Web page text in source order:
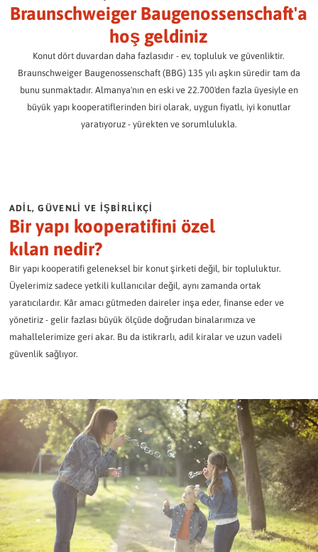
BBG Kıdemli Konutları.
Günlük yaşamda bireyselleştirilmiş destek.
Konaklama yerimiz
SSS / İndirmeler
Bilmeniz gereken her şey.
Sabit faizli yatırımınızın getirisini hızlı ve kolay bir şekilde belirleyin:
BBG Dergisi
Her zaman iyi bilgilendirilmiş.
Mahalle içinde hareketlilik
Sadece hareket halinde.
BBG çalışanları
BBG ekibi kendini tanıtıyor.
Kültür / Sosyal bağlılık
Yaşamaktan daha fazlası.
Basın / Halkla İlişkiler
BBG'den haberler.
Sizi güncel tutacağız.
SON HABERLER
ARŞIV
Sadece dilemek yerine katılın.
Karma seçim için prosedür
Oyunuzu nasıl kullanacaksınız?
Açıklayıcı videolar
Tüm önemli bilgiler kompakt bir biçimde açıklanmıştır.
Adaylık formu
Başvurunuzu veya teklifinizi gönderin.
OFIS IÇIN ŞIMDI ADAY OLUN
Braunschweiger Baugenossenschaft'a
hoş geldiniz
Konut dört duvardan daha fazlasıdır - ev, topluluk ve güvenliktir.
Braunschweiger Baugenossenschaft (BBG) 135 yılı aşkın süredir tam da
bunu sunmaktadır. Almanya'nın en eski ve 22.700'den fazla üyesiyle en
büyük yapı kooperatiflerinden biri olarak, uygun fiyatlı, iyi konutlar
yaratıyoruz - yürekten ve sorumlulukla.
ADIL, GÜVENLI VE IŞBIRLIKÇI
Bir yapı kooperatifini özel
kılan nedir?
Bir yapı kooperatifi geleneksel bir konut şirketi değil, bir topluluktur.
Üyelerimiz sadece yetkili kullanıcılar değil, aynı zamanda ortak
yaratıcılardır. Kâr amacı gütmeden daireler inşa eder, finanse eder ve
yönetiriz - gelir fazlası büyük ölçüde doğrudan binalarımıza ve
mahallelerimize geri akar. Bu da istikrarlı, adil kiralar ve uzun vadeli
güvenlik sağlıyor.